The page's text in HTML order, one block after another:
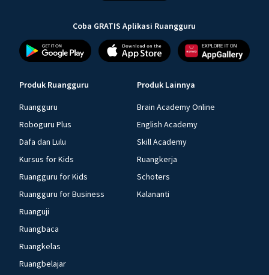
Coba GRATIS Aplikasi Ruangguru
Produk Ruangguru
Ruangguru
Roboguru Plus
Dafa dan Lulu
Kursus for Kids
Ruangguru for Kids
Ruangguru for Business
Ruanguji
Ruangbaca
Ruangkelas
Ruangbelajar
Produk Lainnya
Brain Academy Online
English Academy
Skill Academy
Ruangkerja
Schoters
Kalananti